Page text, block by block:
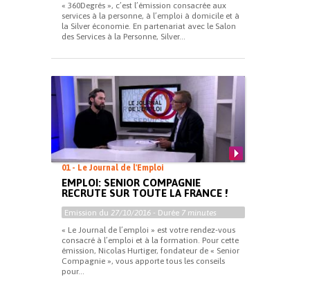
« 360Degrés », c’est l’émission consacrée aux
services à la personne, à l’emploi à domicile et à
la Silver économie. En partenariat avec le Salon
des Services à la Personne, Silver...
01 - Le Journal de l'Emploi
EMPLOI: SENIOR COMPAGNIE
RECRUTE SUR TOUTE LA FRANCE !
Emission du 27/10/2016 - Durée 7 minutes
« Le Journal de l’emploi » est votre rendez-vous
consacré à l’emploi et à la formation. Pour cette
émission, Nicolas Hurtiger, fondateur de « Senior
Compagnie », vous apporte tous les conseils
pour...